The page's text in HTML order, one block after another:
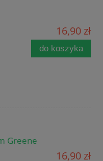
16,90 zł
do koszyka
Greene
16,90 zł